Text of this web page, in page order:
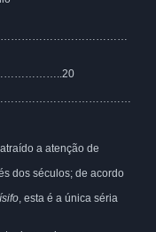
a atenção de
dos séculos; de acordo
, esta é a única séria